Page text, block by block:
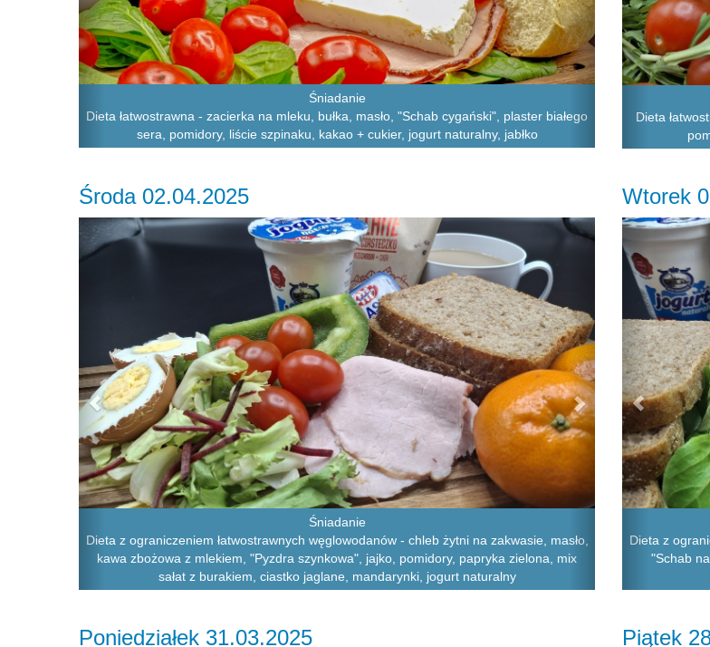
Śniadanie
Dieta łatwostrawna - zacierka na mleku, bułka, masło, "Schab cygański", plaster białego
sera, pomidory, liście szpinaku, kakao + cukier, jogurt naturalny, jabłko
Dieta
Środa 02.04.2025
Śniadanie
Dieta z ograniczeniem łatwostrawnych węglowodanów - chleb żytni na zakwasie, masło,
kawa zbożowa z mlekiem, "Pyzdra szynkowa", jajko, pomidory, papryka zielona, mix
sałat z burakiem, ciastko jaglane, mandarynki, jogurt naturalny
Previous Next
Wtorek
Dieta z
"Schab
Previous
Poniedziałek 31.03.2025 Piątek